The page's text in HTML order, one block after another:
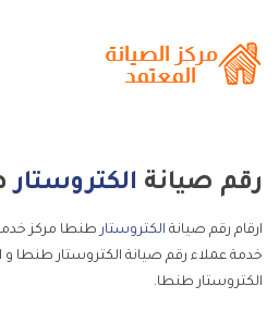
رقم صيانة الكتروستار
ارقام رقم صيانة الكتروستار طنطا مركز
خدمة عملاء رقم صيانة الكتروستار طنطا
الكتروستار طنطا.